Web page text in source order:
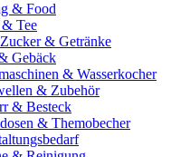
& Food
Tee
& Getränke
Gebäck
& Wasserkocher
& Zubehör
& Besteck
& Themobecher